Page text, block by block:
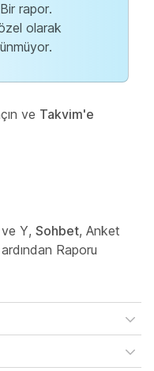
rapor.
olarak
ve Takvim'e
Y, Sohbet, Anket
ardından Raporu